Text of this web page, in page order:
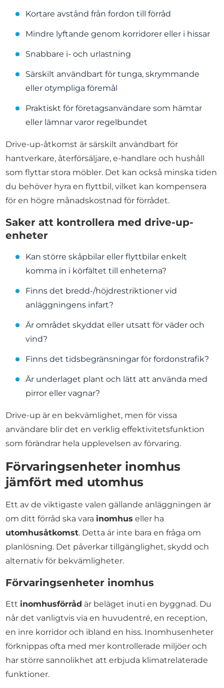
Kortare avstånd från fordon till förråd
Mindre lyftande genom korridorer eller i hissar
Snabbare i- och urlastning
Särskilt användbart för tunga, skrymmande
eller otympliga föremål
Praktiskt för företagsanvändare som hämtar
eller lämnar varor regelbundet
Drive-up-åtkomst är särskilt användbart för
hantverkare, återförsäljare, e-handlare och hushåll
som flyttar stora möbler. Det kan också minska tiden
du behöver hyra en flyttbil, vilket kan kompensera
för en högre månadskostnad för förrådet.
Saker att kontrollera med drive-up-
enheter
Kan större skåpbilar eller flyttbilar enkelt
komma in i körfältet till enheterna?
Finns det bredd-/höjdrestriktioner vid
anläggningens infart?
Är området skyddat eller utsatt för väder och
vind?
Finns det tidsbegränsningar för fordonstrafik?
Är underlaget plant och lätt att använda med
pirror eller vagnar?
Drive-up är en bekvämlighet, men för vissa
användare blir det en verklig effektivitetsfunktion
som förändrar hela upplevelsen av förvaring.
Förvaringsenheter inomhus
jämfört med utomhus
Ett av de viktigaste valen gällande anläggningen är
om ditt förråd ska vara inomhus eller ha
utomhusåtkomst. Detta är inte bara en fråga om
planlösning. Det påverkar tillgänglighet, skydd och
alternativ för bekvämligheter.
Förvaringsenheter inomhus
Ett inomhusförråd är beläget inuti en byggnad. Du
når det vanligtvis via en huvudentré, en reception,
en inre korridor och ibland en hiss. Inomhusenheter
förknippas ofta med mer kontrollerade miljöer och
har större sannolikhet att erbjuda klimatrelaterade
funktioner.